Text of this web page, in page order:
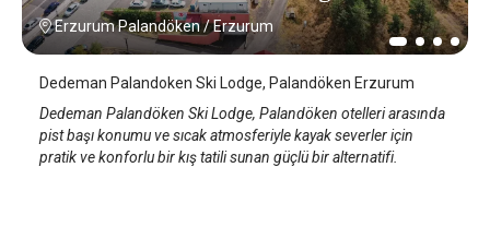
Erzurum Palandöken/Erzurum
Dedeman Palandoken Ski Lodge, Palandöken Erzurum
Dedeman Palandöken Ski Lodge, Palandöken otelleri arasında
pist başı konumu ve sıcak atmosferiyle kayak severler için
pratik ve konforlu bir kış tatili sunan güçlü bir alternatifi.